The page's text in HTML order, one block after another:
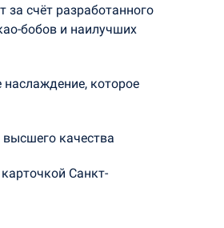
счёт разработанного
бобов и наилучших
которое
качества
Санкт-